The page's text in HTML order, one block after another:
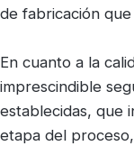
de fabricación
En cuanto a la
imprescindible
establecidas, que
etapa del